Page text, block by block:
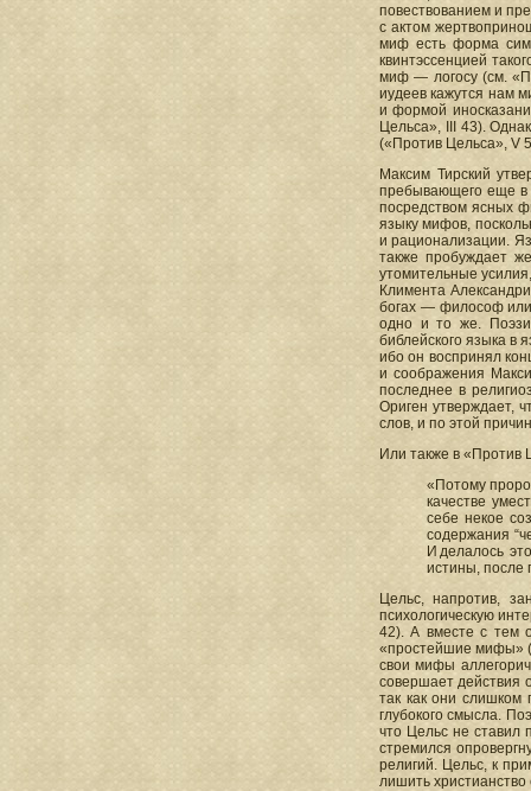
повествованием и
с актом
миф есть форма
квинтэссенцией
миф — логосу (см.
иудеев кажутся нам
и формой
Цельса», III 43).
(«Против Цельса», V
Максим Тирский
пребывающего еще в
посредством ясных
языку мифов,
и рационализации.
также пробуждает
утомительные
Климента
богах — философ или
одно и то же.
библейского языка в
ибо он воспринял
и соображения
последнее в
Ориген утверждает,
слов, и по этой
Или также в «Против
«Потому
качестве
себе некое
содержания
И делалось
истины, после
Цельс, напротив,
психологическую
42). А вместе с тем
«простейшие мифы»
свои мифы
совершает действия
так как они слишком
глубокого смысла.
что Цельс не ставил
стремился
религий. Цельс, к
лишить христианство